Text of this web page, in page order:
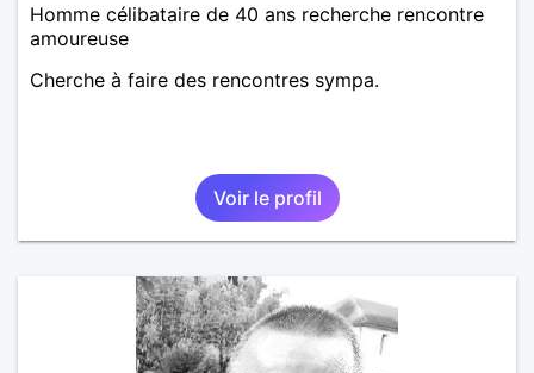
Homme célibataire de 40 ans recherche rencontre
amoureuse
Cherche à faire des rencontres sympa.
Voir le profil